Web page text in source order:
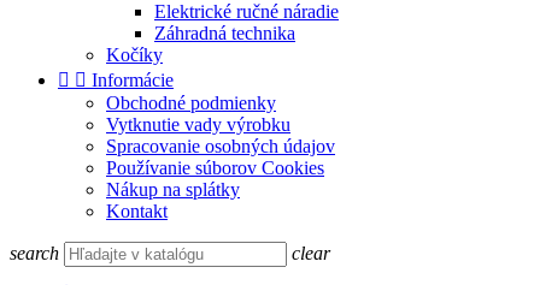
Elektrické ručné náradie
Záhradná technika
Kočíky
  Informácie
Obchodné podmienky
Vytknutie vady výrobku
Spracovanie osobných údajov
Používanie súborov Cookies
Nákup na splátky
Kontakt
search clear